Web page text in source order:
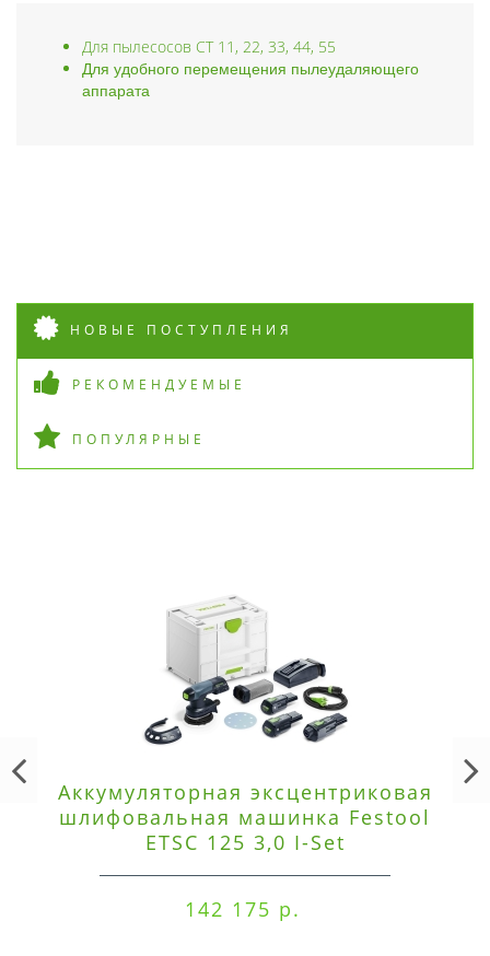
Для пылесосов CT 11, 22, 33, 44, 55
Для удобного перемещения пылеудаляющего
аппарата
НОВЫЕ ПОСТУПЛЕНИЯ
РЕКОМЕНДУЕМЫЕ
ПОПУЛЯРНЫЕ
Аккумуляторная эксцентриковая
шлифовальная машинка Festool
ETSC 125 3,0 I-Set
142 175 р.